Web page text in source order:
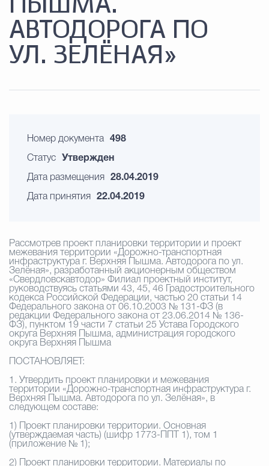
ПЫШМА.
АВТОДОРОГА ПО
УЛ. ЗЕЛЁНАЯ»
Номер документа 498
Статус Утвержден
Дата размещения 28.04.2019
Дата принятия 22.04.2019
Рассмотрев проект планировки территории и проект
межевания территории «Дорожно-транспортная
инфраструктура г. Верхняя Пышма. Автодорога по ул.
Зелёная», разработанный акционерным обществом
«Свердловскавтодор» Филиал проектный институт,
руководствуясь статьями 43, 45, 46 Градостроительного
кодекса Российской Федерации, частью 20 статьи 14
Федерального закона от 06.10.2003 № 131-ФЗ (в
редакции Федерального закона от 23.06.2014 № 136-
ФЗ), пунктом 19 части 7 статьи 25 Устава Городского
округа Верхняя Пышма, администрация городского
округа Верхняя Пышма
ПОСТАНОВЛЯЕТ:
1. Утвердить проект планировки и межевания
территории «Дорожно-транспортная инфраструктура г.
Верхняя Пышма. Автодорога по ул. Зелёная», в
следующем составе:
1) Проект планировки территории. Основная
(утверждаемая часть) (шифр 1773-ППТ 1), том 1
(приложение № 1);
2) Проект планировки территории. Материалы по